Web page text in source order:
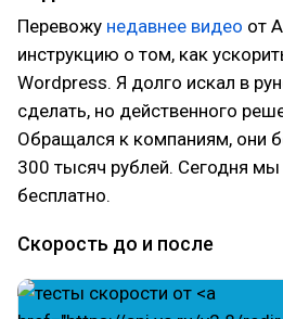
Перевожу недавнее видео от
инструкцию о том, как
Wordpress. Я долго искал в
сделать, но действенного
Обращался к компаниям, они
300 тысяч рублей. Сегодня
бесплатно.
Скорость до и после